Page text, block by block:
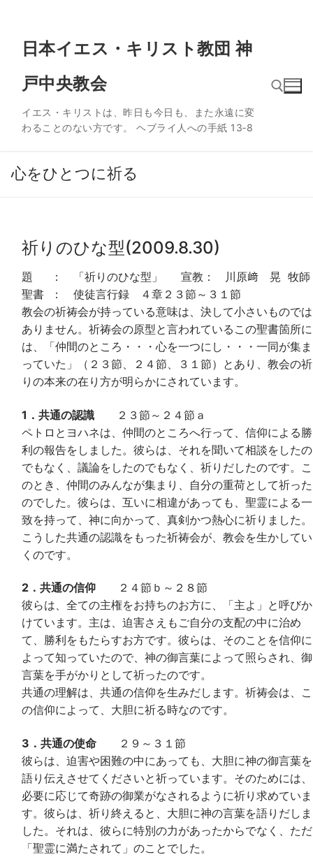
日本イエス・キリスト教団 神
戸中央教会
イエス・キリストは、昨日も今日も、また永遠に変
わることのない方です。 ヘブライ人への手紙 13‐8
心をひとつに祈る
祈りのひな型(2009.8.30)
題 ： 「祈りのひな型」 宣教： 川原﨑 晃 牧師
聖書 ： 使徒言行録 ４章２３節～３１節
教会の祈祷会が持っている意味は、決して小さいものでは
ありません。祈祷会の原型と言われているこの聖書箇所に
は、「仲間のところ・・・心を一つにし・・・一同が集ま
っていた」（２３節、２４節、３１節）とあり、教会の祈
りの本来の在り方が明らかにされています。
1．共通の認識 ２３節～２４節ａ
ペトロとヨハネは、仲間のところへ行って、信仰による勝
利の報告をしました。彼らは、それを聞いて相談をしたの
でもなく、議論をしたのでもなく、祈りだしたのです。こ
のとき、仲間のみんなが集まり、自分の重荷として祈った
のでした。彼らは、互いに相違があっても、聖霊による一
致を持って、神に向かって、真剣かつ熱心に祈りました。
こうした共通の認識をもった祈祷会が、教会を生かしてい
くのです。
2．共通の信仰 ２４節ｂ～２８節
彼らは、全ての主権をお持ちのお方に、「主よ」と呼びか
けています。主は、迫害さえもご自分の支配の中に治め
て、勝利をもたらすお方です。彼らは、そのことを信仰に
よって知っていたので、神の御言葉によって照らされ、御
言葉を手がかりとして祈ったのです。
共通の理解は、共通の信仰を生みだします。祈祷会は、こ
の信仰によって、大胆に祈る時なのです。
3．共通の使命 ２９～３１節
彼らは、迫害や困難の中にあっても、大胆に神の御言葉を
語り伝えさせてくださいと祈っています。そのためには、
必要に応じて奇跡の御業がなされるように祈り求めていま
す。彼らは、祈り終えると、大胆に神の言葉を語りだしま
した。それは、彼らに特別の力があったからでなく、ただ
「聖霊に満たされて」のことでした。